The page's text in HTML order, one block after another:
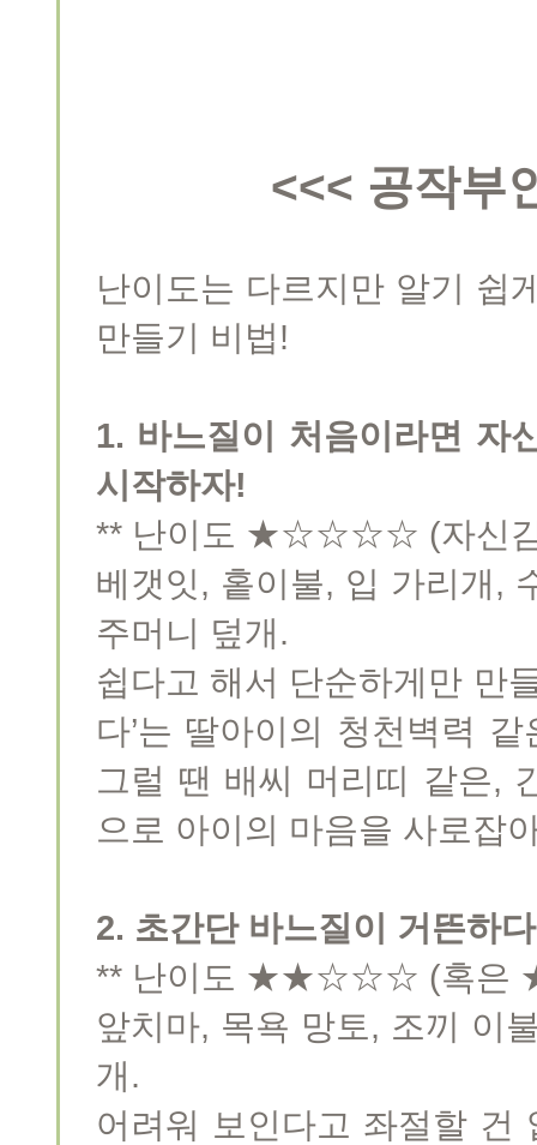
<<< 공작부
난이도는 다르지만 알기 쉽
만들기 비법!
1. 바느질이 처음이라면 자
시작하자!
** 난이도 ★☆☆☆☆ (자
베갯잇, 홑이불, 입 가리개,
주머니 덮개.
쉽다고 해서 단순하게만 만
다’는 딸아이의 청천벽력
그럴 땐 배씨 머리띠 같은,
으로 아이의 마음을 사로잡
2. 초간단 바느질이 거뜬하
** 난이도 ★★☆☆☆ (혹
앞치마, 목욕 망토, 조끼 이
개.
어려워 보인다고 좌절할 건